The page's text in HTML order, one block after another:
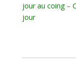
jour au coing–
jour